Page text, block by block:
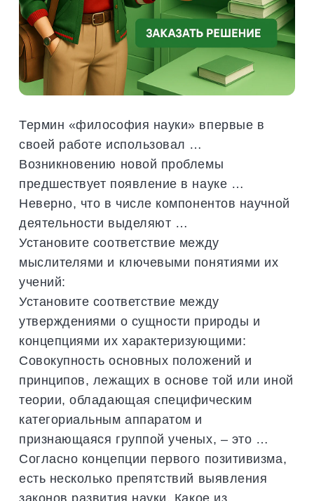
Термин «философия науки» впервые в
своей работе использовал …
Возникновению новой проблемы
предшествует появление в науке …
Неверно, что в числе компонентов научной
деятельности выделяют …
Установите соответствие между
мыслителями и ключевыми понятиями их
учений:
Установите соответствие между
утверждениями о сущности природы и
концепциями их характеризующими:
Совокупность основных положений и
принципов, лежащих в основе той или иной
теории, обладающая специфическим
категориальным аппаратом и
признающаяся группой ученых, – это …
Согласно концепции первого позитивизма,
есть несколько препятствий выявления
законов развития науки. Какое из